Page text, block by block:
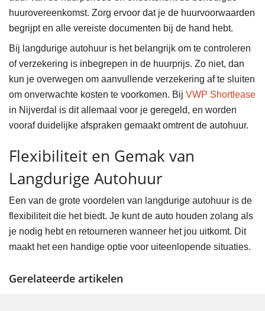
huurovereenkomst. Zorg ervoor dat je de huurvoorwaarden
begrijpt en alle vereiste documenten bij de hand hebt.
Bij langdurige autohuur is het belangrijk om te controleren
of verzekering is inbegrepen in de huurprijs. Zo niet, dan
kun je overwegen om aanvullende verzekering af te sluiten
om onverwachte kosten te voorkomen. Bij VWP Shortlease
in Nijverdal is dit allemaal voor je geregeld, en worden
vooraf duidelijke afspraken gemaakt omtrent de autohuur.
Flexibiliteit en Gemak van
Langdurige Autohuur
Een van de grote voordelen van langdurige autohuur is de
flexibiliteit die het biedt. Je kunt de auto houden zolang als
je nodig hebt en retourneren wanneer het jou uitkomt. Dit
maakt het een handige optie voor uiteenlopende situaties.
Gerelateerde artikelen